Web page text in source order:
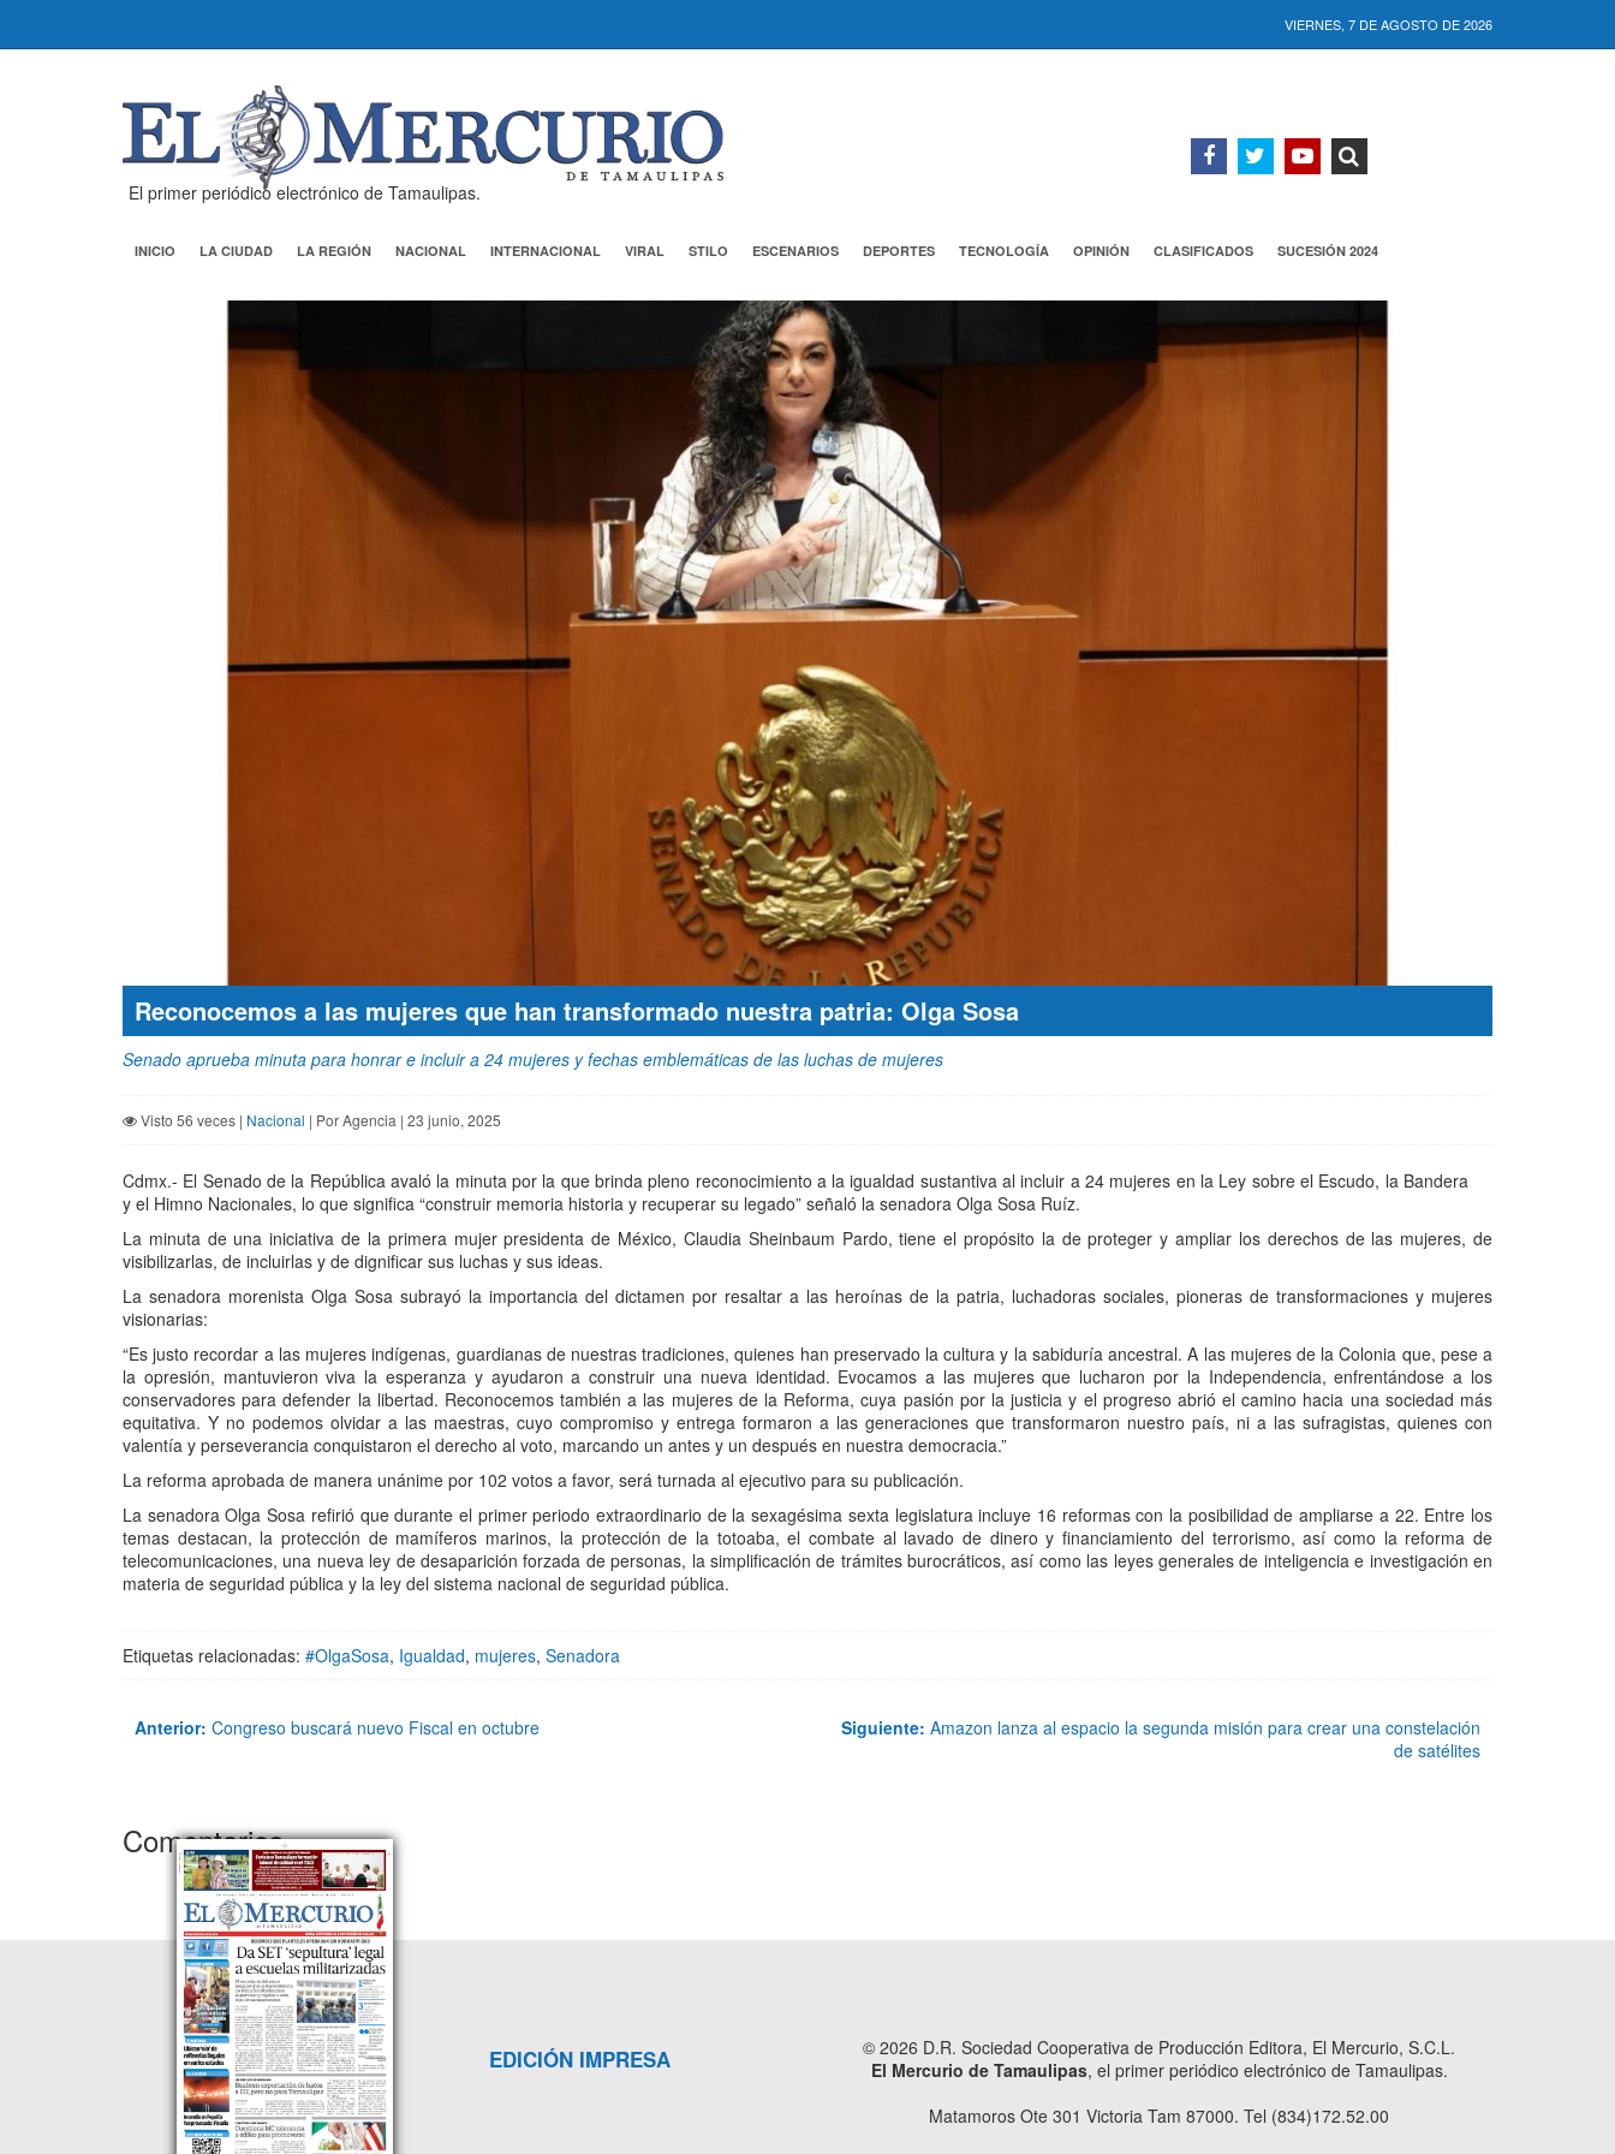
VIERNES, 7 DE AGOSTO DE 2026
El primer periódico electrónico de Tamaulipas.
INICIO LA CIUDAD LA REGIÓN NACIONAL INTERNACIONAL VIRAL STILO ESCENARIOS DEPORTES TECNOLOGÍA OPINIÓN CLASIFICADOS SUCESIÓN 2024
Reconocemos a las mujeres que han transformado nuestra patria: Olga Sosa
Senado aprueba minuta para honrar e incluir a 24 mujeres y fechas emblemáticas de las luchas de mujeres
Visto 56 veces | Nacional | Por Agencia | 23 junio, 2025
Cdmx.- El Senado de la República avaló la minuta por la que brinda pleno reconocimiento a la igualdad sustantiva al incluir a 24 mujeres en la Ley sobre el Escudo, la Bandera
y el Himno Nacionales, lo que significa “construir memoria historia y recuperar su legado” señaló la senadora Olga Sosa Ruíz.
La minuta de una iniciativa de la primera mujer presidenta de México, Claudia Sheinbaum Pardo, tiene el propósito la de proteger y ampliar los derechos de las mujeres, de
visibilizarlas, de incluirlas y de dignificar sus luchas y sus ideas.
La senadora morenista Olga Sosa subrayó la importancia del dictamen por resaltar a las heroínas de la patria, luchadoras sociales, pioneras de transformaciones y mujeres
visionarias:
“Es justo recordar a las mujeres indígenas, guardianas de nuestras tradiciones, quienes han preservado la cultura y la sabiduría ancestral. A las mujeres de la Colonia que, pese a
la opresión, mantuvieron viva la esperanza y ayudaron a construir una nueva identidad. Evocamos a las mujeres que lucharon por la Independencia, enfrentándose a los
conservadores para defender la libertad. Reconocemos también a las mujeres de la Reforma, cuya pasión por la justicia y el progreso abrió el camino hacia una sociedad más
equitativa. Y no podemos olvidar a las maestras, cuyo compromiso y entrega formaron a las generaciones que transformaron nuestro país, ni a las sufragistas, quienes con
valentía y perseverancia conquistaron el derecho al voto, marcando un antes y un después en nuestra democracia.”
La reforma aprobada de manera unánime por 102 votos a favor, será turnada al ejecutivo para su publicación.
La senadora Olga Sosa refirió que durante el primer periodo extraordinario de la sexagésima sexta legislatura incluye 16 reformas con la posibilidad de ampliarse a 22. Entre los
temas destacan, la protección de mamíferos marinos, la protección de la totoaba, el combate al lavado de dinero y financiamiento del terrorismo, así como la reforma de
telecomunicaciones, una nueva ley de desaparición forzada de personas, la simplificación de trámites burocráticos, así como las leyes generales de inteligencia e investigación en
materia de seguridad pública y la ley del sistema nacional de seguridad pública.
Etiquetas relacionadas: #OlgaSosa, Igualdad, mujeres, Senadora
Anterior: Congreso buscará nuevo Fiscal en octubre Siguiente: Amazon lanza al espacio la segunda misión para crear una constelación
de satélites
Comentarios
EDICIÓN IMPRESA
© 2026 D.R. Sociedad Cooperativa de Producción Editora, El Mercurio, S.C.L.
El Mercurio de Tamaulipas, el primer periódico electrónico de Tamaulipas.
Matamoros Ote 301 Victoria Tam 87000. Tel (834)172.52.00